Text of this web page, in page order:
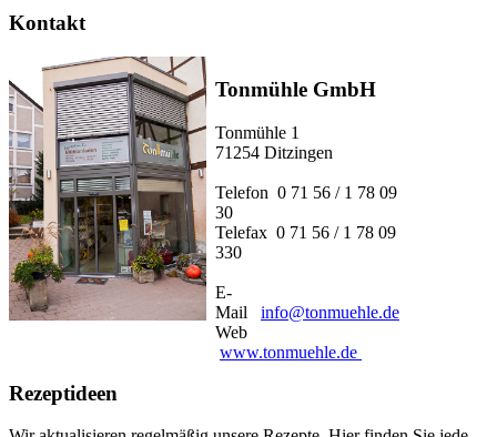
Kontakt
Tonmühle GmbH
Tonmühle 1
71254 Ditzingen
Telefon 0 71 56 / 1 78 09
30
Telefax 0 71 56 / 1 78 09
330
E-
Mail
info@tonmuehle.de
Web
www.tonmuehle.de
Rezeptideen